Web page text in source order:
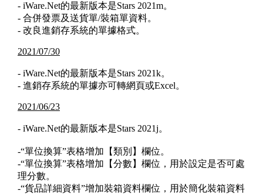
- iWare.Net的最新版本是Stars 2021m。
- 合併發票及送貨單/裝箱單資料。
- 改良進銷存系統的單據格式。
2021/07/30
- iWare.Net的最新版本是Stars 2021k。
- 進銷存系統的單據亦可轉網頁或Excel。
2021/06/23
- iWare.Net的最新版本是Stars 2021j。
-“單位換算”表格增加【類別】欄位。
-“單位換算”表格增加【分數】欄位，用於設定是否可處
理分數。
-“貨品詳細資料”增加裝箱資料欄位，用於簡化裝箱資料